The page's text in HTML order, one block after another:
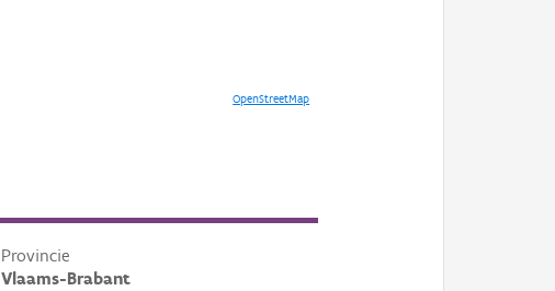
OpenStreetMap
Provincie
Vlaams-Brabant